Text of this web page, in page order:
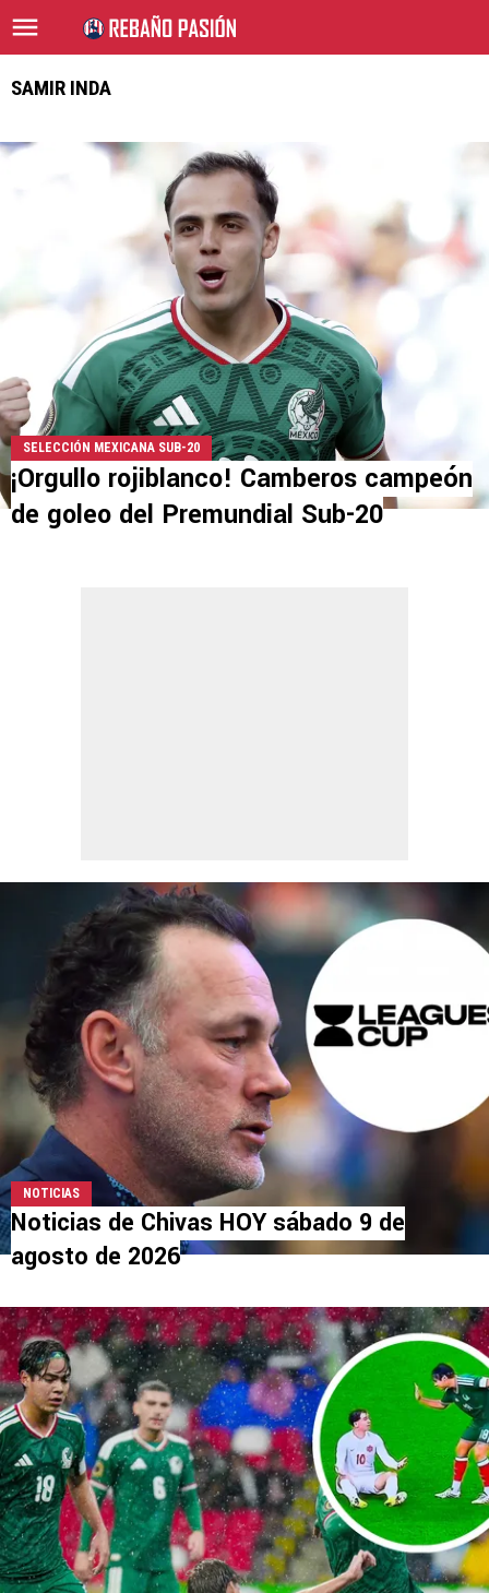
SAMIR INDA
SELECCIÓN MEXICANA SUB-20
¡Orgullo rojiblanco! Camberos campeón
de goleo del Premundial Sub-20
NOTICIAS
Noticias de Chivas HOY sábado 9 de
agosto de 2026